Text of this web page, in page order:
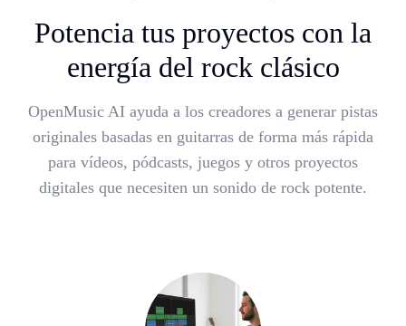
Potencia tus proyectos con la
energía del rock clásico
OpenMusic AI ayuda a los creadores a generar pistas
originales basadas en guitarras de forma más rápida
para vídeos, pódcasts, juegos y otros proyectos
digitales que necesiten un sonido de rock potente.